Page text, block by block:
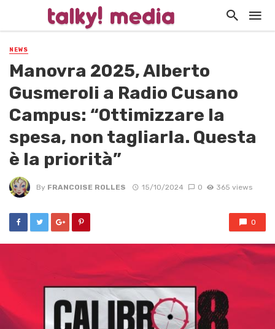
NEWS
Manovra 2025, Alberto
Gusmeroli a Radio Cusano
Campus: “Ottimizzare la
spesa, non tagliarla. Questa
è la priorità”
By FRANCOISE ROLLES 15/10/2024 0 365 views
0